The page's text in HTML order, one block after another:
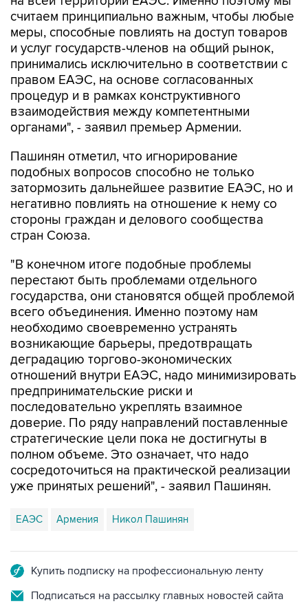
меры, способные повлиять на доступ товаров
и услуг государств-членов на общий рынок,
принимались исключительно в соответствии с
правом ЕАЭС, на основе согласованных
процедур и в рамках конструктивного
взаимодействия между компетентными
органами", - заявил премьер Армении.
Пашинян отметил, что игнорирование
затормозить дальнейшее развитие ЕАЭС, но и
негативно повлиять на отношение к нему со
стороны граждан и делового сообщества
стран Союза.
"В конечном итоге подобные проблемы
государства, они становятся общей проблемой
всего объединения. Именно поэтому нам
необходимо своевременно устранять
возникающие барьеры, предотвращать
деградацию торгово-экономических
отношений внутри ЕАЭС, надо минимизировать
предпринимательские риски и
последовательно укреплять взаимное
доверие. По ряду направлений поставленные
стратегические цели пока не достигнуты в
полном объеме. Это означает, что надо
сосредоточиться на практической реализации
уже принятых решений", - заявил Пашинян.
ЕАЭС Армения Никол Пашинян
Подписаться на рассылку главных новостей сайта
Получать оперативные новости в официальном